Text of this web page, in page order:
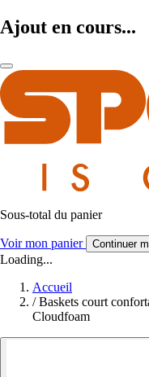
Ajout en cours...
Sous-total du panier
Voir mon panier Continuer
Loading...
Accueil
/ Baskets court
Cloudfoam